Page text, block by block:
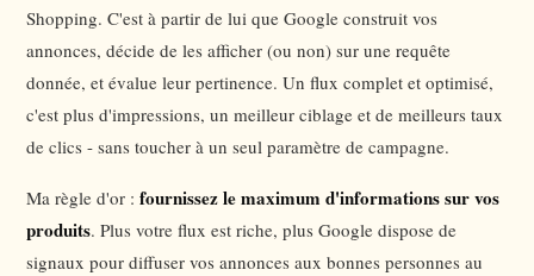
Shopping. C'est à partir de lui que Google construit vos
annonces, décide de les afficher (ou non) sur une requête
donnée, et évalue leur pertinence. Un flux complet et optimisé,
c'est plus d'impressions, un meilleur ciblage et de meilleurs taux
de clics - sans toucher à un seul paramètre de campagne.
Ma règle d'or :fournissez le maximum d'informations sur vos
produits. Plus votre flux est riche, plus Google dispose de
signaux pour diffuser vos annonces aux bonnes personnes au